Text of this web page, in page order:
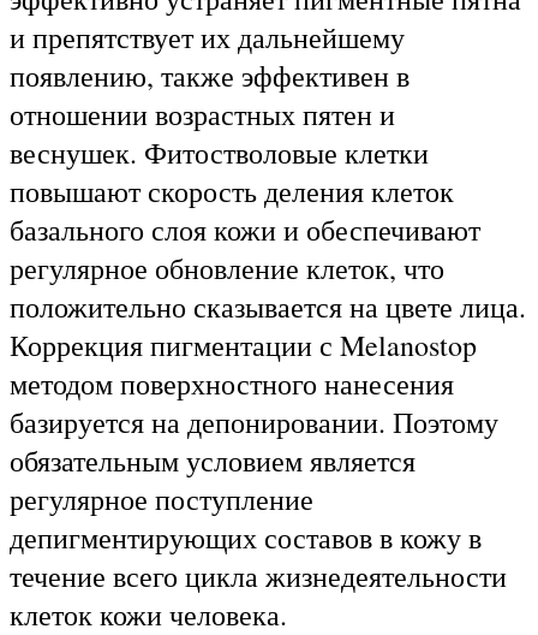
и препятствует их дальнейшему
появлению, также эффективен в
отношении возрастных пятен и
веснушек. Фитостволовые клетки
повышают скорость деления клеток
базального слоя кожи и обеспечивают
регулярное обновление клеток, что
положительно сказывается на цвете лица.
Коррекция пигментации с Melanostop
методом поверхностного нанесения
базируется на депонировании. Поэтому
обязательным условием является
регулярное поступление
депигментирующих составов в кожу в
течение всего цикла жизнедеятельности
клеток кожи человека.